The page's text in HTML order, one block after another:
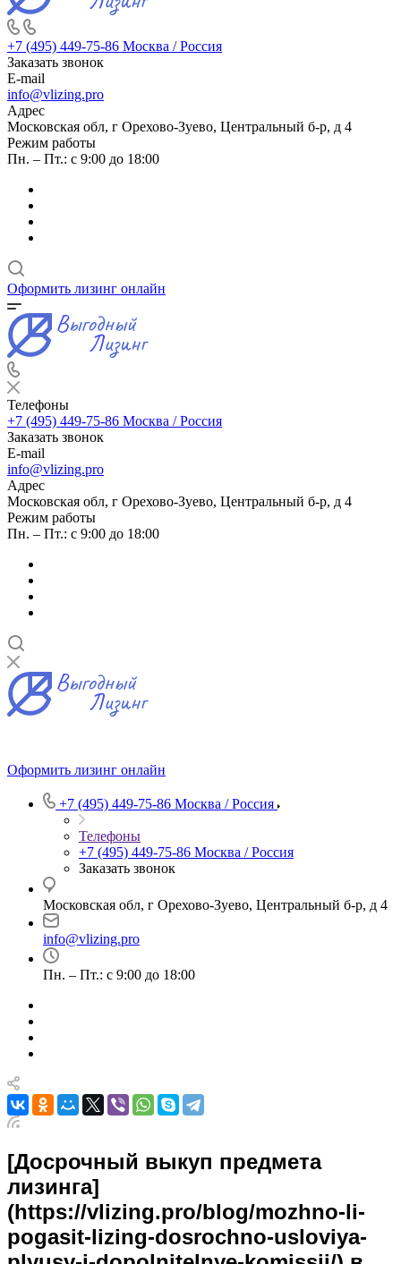
+7 (495) 449-75-86 Москва / Россия
Заказать звонок
E-mail
info@vlizing.pro
Адрес
Московская обл, г Орехово-Зуево, Центральный б-р, д 4
Режим работы
Пн. – Пт.: с 9:00 до 18:00
Оформить лизинг онлайн
Телефоны
+7 (495) 449-75-86 Москва / Россия
Заказать звонок
E-mail
info@vlizing.pro
Адрес
Московская обл, г Орехово-Зуево, Центральный б-р, д 4
Режим работы
Пн. – Пт.: с 9:00 до 18:00
Оформить лизинг онлайн
+7 (495) 449-75-86 Москва / Россия
Телефоны
+7 (495) 449-75-86 Москва / Россия
Заказать звонок
Московская обл, г Орехово-Зуево, Центральный б-р, д 4
info@vlizing.pro
Пн. – Пт.: с 9:00 до 18:00
[Досрочный выкуп предмета
лизинга]
(https://vlizing.pro/blog/mozhno-li-
pogasit-lizing-dosrochno-usloviya-